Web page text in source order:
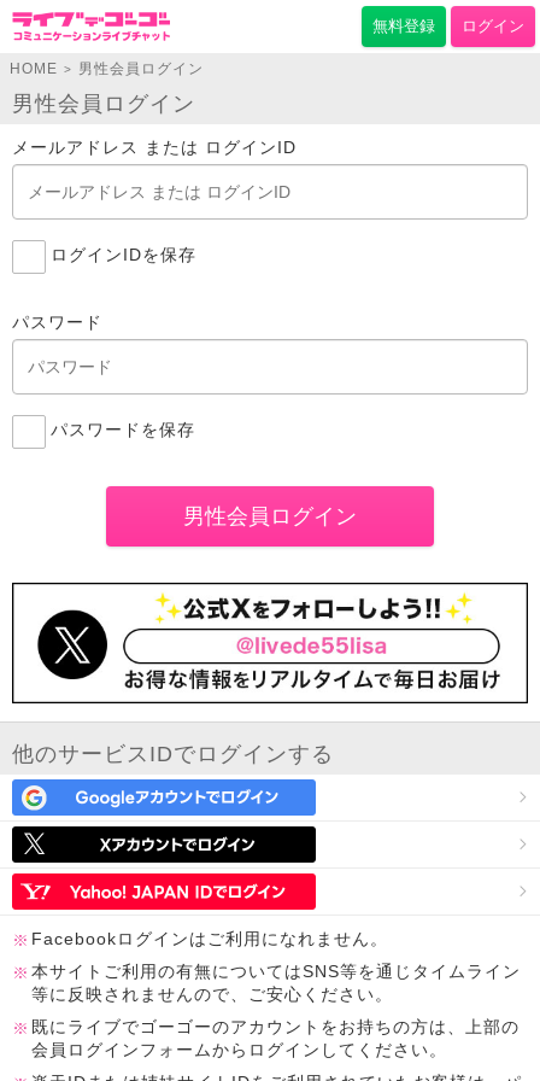
無料登録 ログイン
HOME > 男性会員ログイン
男性会員ログイン
メールアドレス または ログインID
ログインIDを保存
パスワード
パスワードを保存
他のサービスIDでログインする
Facebookログインはご利用になれません。
本サイトご利用の有無についてはSNS等を通じタイムライン
等に反映されませんので、ご安心ください。
既にライブでゴーゴーのアカウントをお持ちの方は、上部の
会員ログインフォームからログインしてください。